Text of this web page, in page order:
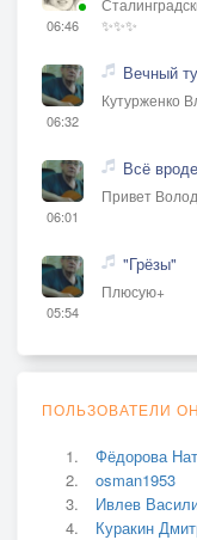
06:46
✨✨✨
06:32
Вечный
Кутурженко
06:01
Всё
Привет
05:54
"Грёзы"
Плюсую+
ПОЛЬЗОВАТЕЛИ
Фёдорова
osman1953
Ивлев
Куракин